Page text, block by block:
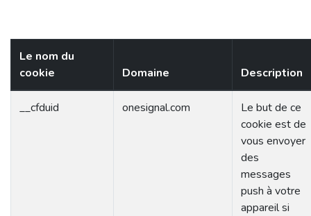
Le nom du
cookie
Domaine Description
__cfduid onesignal.com
Le but de ce
cookie est de
vous envoyer
des
messages
push à votre
appareil si